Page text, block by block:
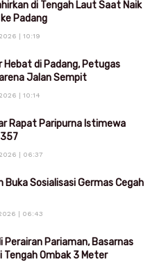
di Tengah Laut Saat Naik
Padang
| 10:19
Hebat di Padang, Petugas
Jalan Sempit
| 10:14
Rapat Paripurna Istimewa
| 06:37
Buka Sosialisasi Germas Cegah
| 06:43
Perairan Pariaman, Basarnas
Tengah Ombak 3 Meter